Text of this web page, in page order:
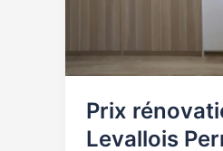
Prix
Levallois